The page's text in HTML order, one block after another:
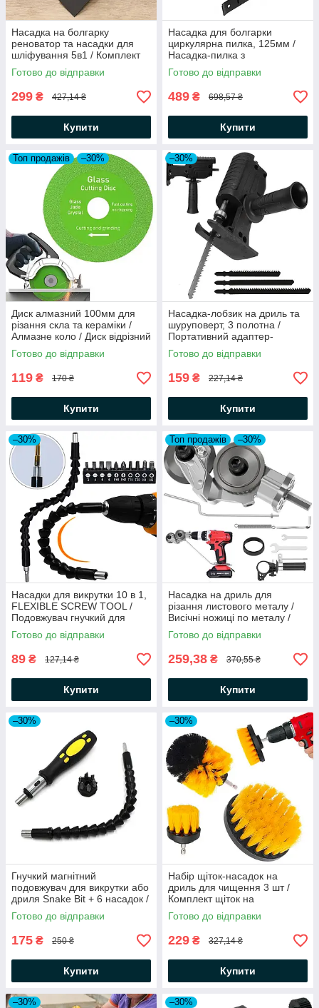
Насадка на болгарку
реноватор та насадки для
шліфування 5в1 / Комплект
осциллюючих інструментів
для УШМ
Готово до відправки
299 ₴ 427,14 ₴
Купити
Насадка для болгарки
циркулярна пилка, 125мм /
Насадка-пилка з
регулюванням висоти
Готово до відправки
489 ₴ 698,57 ₴
Купити
Топ продажів –30%
Диск алмазний 100мм для
різання скла та кераміки /
Алмазне коло / Диск відрізний
/ Диск на болгарку
Готово до відправки
119 ₴ 170 ₴
Купити
–30%
Насадка-лобзик на дриль та
шуруповерт, 3 полотна /
Портативний адаптер-
насадка для різання дерева
та металу
Готово до відправки
159 ₴ 227,14 ₴
Купити
–30%
Насадки для викрутки 10 в 1,
FLEXIBLE SCREW TOOL /
Подовжувач гнучкий для
викрутки та дриля
Готово до відправки
89 ₴ 127,14 ₴
Купити
Топ продажів –30%
Насадка на дриль для
різання листового металу /
Висічні ножиці по металу /
Насадка для різання заліза
Готово до відправки
259,38 ₴ 370,55 ₴
Купити
–30%
Гнучкий магнітний
подовжувач для викрутки або
дриля Snake Bit + 6 насадок /
Подовжувач для викрутки та
дриля
Готово до відправки
175 ₴ 250 ₴
Купити
–30%
Набір щіток-насадок на
дриль для чищення 3 шт /
Комплект щіток на
шуруповерт для чищення
автомобіля та будинку
Готово до відправки
229 ₴ 327,14 ₴
Купити
–30% –30%